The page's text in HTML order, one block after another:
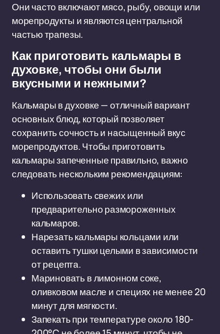
Они часто включают мясо, рыбу, овощи или
морепродукты и являются центральной
частью трапезы.
Как приготовить кальмары в
духовке, чтобы они были
вкусными и нежными?
Кальмары в духовке — отличный вариант
основных блюд, который позволяет
сохранить сочность и насыщенный вкус
морепродуктов. Чтобы приготовить
кальмары запеченные правильно, важно
следовать нескольким рекомендациям:
Использовать свежих или
предварительно размороженных
кальмаров.
Нарезать кальмары кольцами или
оставить тушки целыми в зависимости
от рецепта.
Мариновать в лимонном соке,
оливковом масле и специях не менее 20
минут для мягкости.
Запекать при температуре около 180-